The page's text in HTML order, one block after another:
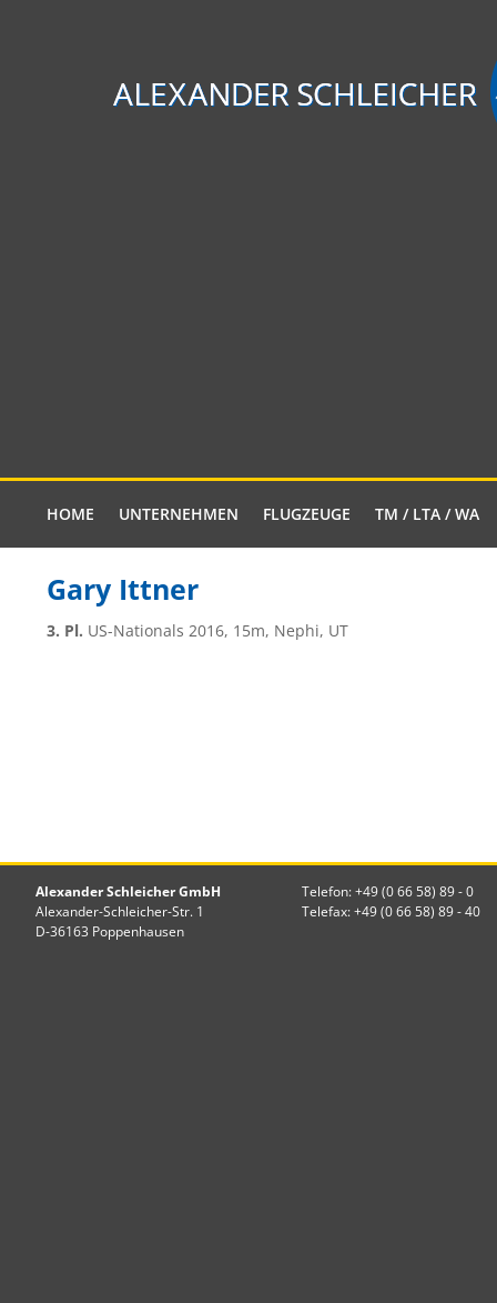
HOME UNTERNEHMEN FLUGZEUGE TM / LTA / WA
Gary Ittner
3. Pl. US-Nationals 2016, 15m, Nephi, UT
Alexander Schleicher GmbH
Alexander-Schleicher-Str. 1
D-36163 Poppenhausen
Telefon: +49 (0 66 58) 89 - 0
Telefax: +49 (0 66 58) 89 - 40